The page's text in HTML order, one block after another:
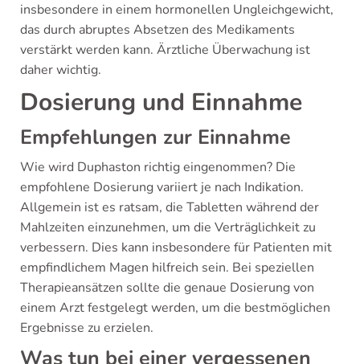
insbesondere in einem hormonellen Ungleichgewicht,
das durch abruptes Absetzen des Medikaments
verstärkt werden kann. Ärztliche Überwachung ist
daher wichtig.
Dosierung und Einnahme
Empfehlungen zur Einnahme
Wie wird Duphaston richtig eingenommen? Die
empfohlene Dosierung variiert je nach Indikation.
Allgemein ist es ratsam, die Tabletten während der
Mahlzeiten einzunehmen, um die Verträglichkeit zu
verbessern. Dies kann insbesondere für Patienten mit
empfindlichem Magen hilfreich sein. Bei speziellen
Therapieansätzen sollte die genaue Dosierung von
einem Arzt festgelegt werden, um die bestmöglichen
Ergebnisse zu erzielen.